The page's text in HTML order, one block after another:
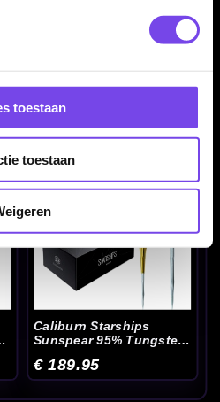
toestaan
toestaan
Caliburn Starships
Dartpijlen
€ 179.95
Caliburn Starships
Sunspear 95% Tungsten
€ 189.95